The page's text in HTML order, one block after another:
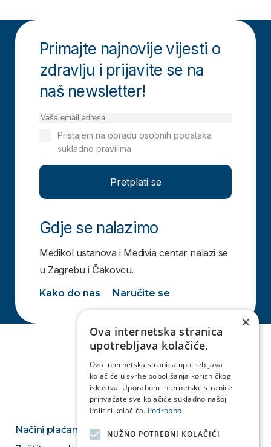
Primajte najnovije vijesti o
zdravlju i prijavite se na
naš newsletter!
Pretplati se
Pristajem na obradu osobnih podataka
sukladno pravilima
Gdje se nalazimo
Medikol ustanova i Medivia centar nalazi se
u Zagrebu i Čakovcu.
Kako do nas Naručite se
Načini plaćanja
×
Ova internetska stranica
upotrebljava kolačiće.
Ova internetska stranica upotrebljava
kolačiće u svrhe poboljšanja korisničkog
iskustva. Uporabom internetske stranice
prihvaćate sve kolačiće sukladno našoj
Politici kolačića. Podrobno
NUŽNO POTREBNI KOLAČIĆI